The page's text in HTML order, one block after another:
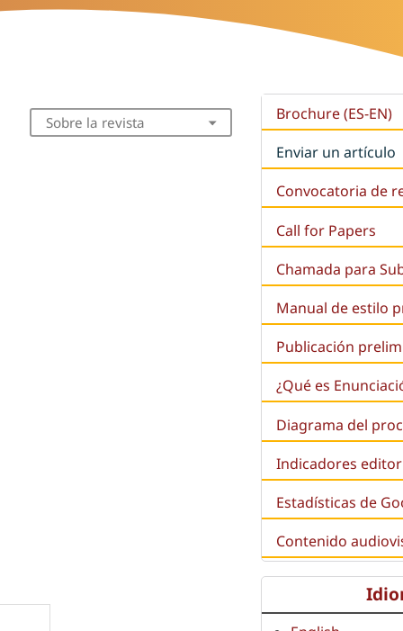
Sobre la revista
Brochure (ES-EN)
Enviar un artículo
Convocatoria de
Call for Papers
Chamada para
Manual de estilo
Publicación
¿Qué es
Diagrama del
Indicadores
Estadísticas de
Contenido